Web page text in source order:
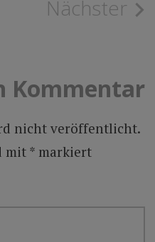
Nächster
Kommentar
nicht veröffentlicht.
mit *markiert